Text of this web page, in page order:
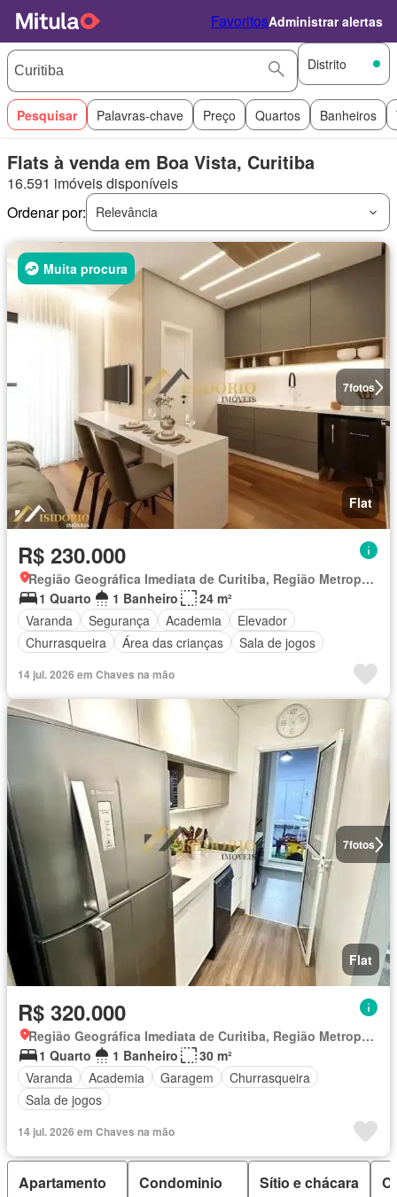
FavoritosAdministrar alertas
Distrito
Pesquisar Palavras-chave Preço Quartos Banheiros
Flats à venda em Boa Vista, Curitiba
16.591 imóveis disponíveis
Ordenar por:
Relevância
7fotos
Muita procura
Flat
R$ 230.000
Região Geográfica Imediata de Curitiba, Região Metropolitana de Curitiba
1 Quarto
1 Banheiro
24 m²
Varanda
Segurança Academia
Elevador
Churrasqueira
Área das crianças Sala de jogos
14 jul. 2026 em Chaves na mão
7fotos
Flat
R$ 320.000
Região Geográfica Imediata de Curitiba, Região Metropolitana de Curitiba
1 Quarto
1 Banheiro
30 m²
Varanda
Academia Garagem
Churrasqueira
Sala de jogos
14 jul. 2026 em Chaves na mão
Apartamento Condominio Sítio e chácara